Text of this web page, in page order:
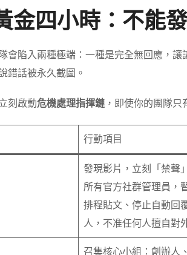
金四小時：不能
會陷入兩種極端：一種是完全無回應，
錯話被永久截圖。
刻啟動危機處理指揮鏈，即使你的團隊只
行動項目
發現影片，立刻「禁聲
所有官方社群管理員，
排程貼文、停止自動回
人，不准任何人擅自對
召集核心小組：創辦人